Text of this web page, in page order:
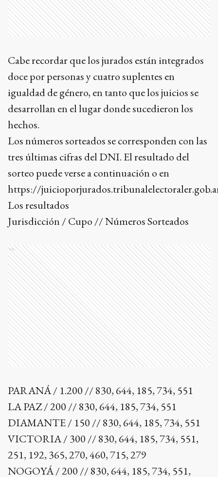
Cabe recordar que los jurados están integrados
doce por personas y cuatro suplentes en
igualdad de género, en tanto que los juicios se
desarrollan en el lugar donde sucedieron los
hechos.
Los números sorteados se corresponden con las
tres últimas cifras del DNI. El resultado del
sorteo puede verse a continuación o en
https://
Los resultados
Jurisdicción / Cupo // Números Sorteados
Ads
PARANÁ / 1.200 // 830, 644, 185, 734, 551
LA PAZ / 200 // 830, 644, 185, 734, 551
DIAMANTE / 150 // 830, 644, 185, 734, 551
VICTORIA / 300 // 830, 644, 185, 734, 551,
251, 192, 365, 270, 460, 715, 279
NOGOYÁ / 200 // 830, 644, 185, 734, 551,